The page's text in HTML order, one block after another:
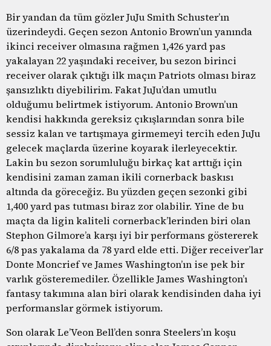
Bir yandan da tüm gözler JuJu Smith Schuster’ın
üzerindeydi. Geçen sezon Antonio Brown’un yanında
ikinci receiver olmasına rağmen 1,426 yard pas
yakalayan 22 yaşındaki receiver, bu sezon birinci
receiver olarak çıktığı ilk maçın Patriots olması biraz
şansızlıktı diyebilirim. Fakat JuJu’dan umutlu
olduğumu belirtmek istiyorum. Antonio Brown’un
kendisi hakkında gereksiz çıkışlarından sonra bile
sessiz kalan ve tartışmaya girmemeyi tercih eden JuJu
gelecek maçlarda üzerine koyarak ilerleyecektir.
Lakin bu sezon sorumluluğu birkaç kat arttığı için
kendisini zaman zaman ikili cornerback baskısı
altında da göreceğiz. Bu yüzden geçen sezonki gibi
1,400 yard pas tutması biraz zor olabilir. Yine de bu
maçta da ligin kaliteli cornerback’lerinden biri olan
Stephon Gilmore’a karşı iyi bir performans göstererek
6/8 pas yakalama da 78 yard elde etti. Diğer receiver’lar
Donte Moncrief ve James Washington’ın ise pek bir
varlık gösteremediler. Özellikle James Washington’ı
fantasy takımına alan biri olarak kendisinden daha iyi
performanslar görmek istiyorum.
Son olarak Le’Veon Bell’den sonra Steelers’ın koşu